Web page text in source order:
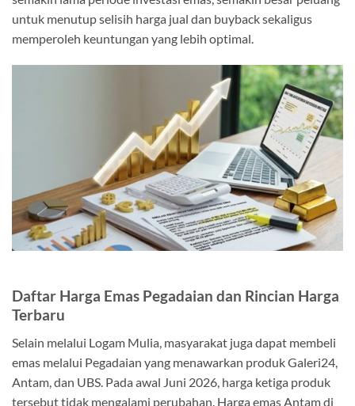
untuk menutup selisih harga jual dan buyback sekaligus
memperoleh keuntungan yang lebih optimal.
Daftar Harga Emas Pegadaian dan Rincian Harga
Terbaru
Selain melalui Logam Mulia, masyarakat juga dapat membeli
emas melalui Pegadaian yang menawarkan produk Galeri24,
Antam, dan UBS. Pada awal Juni 2026, harga ketiga produk
tersebut tidak mengalami perubahan. Harga emas Antam di